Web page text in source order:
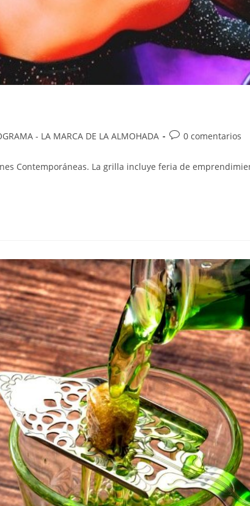
- LA MARCA DE LA ALMOHADA 0 comentarios
Contemporáneas. La grilla incluye feria de